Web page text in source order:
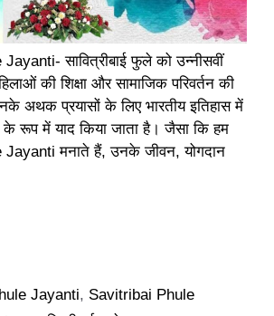
सावित्रीबाई फुले को उन्नीसवीं
की शिक्षा और सामाजिक परिवर्तन की
अथक प्रयासों के लिए भारतीय इतिहास में
के रूप में याद किया जाता है। जैसा कि हम
मनाते हैं, उनके जीवन, योगदान
Jayanti, Savitribai Phule